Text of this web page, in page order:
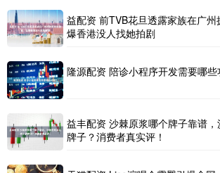
益配资 前TVB花旦透露家族在广州
爆香港没人找她拍剧
隆源配资 陪诊小程序开发需要哪些
益丰配资 沙棘原浆哪个牌子靠谱
牌子？消费者真实评！